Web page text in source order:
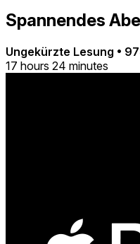
Spannendes
Ungekürzte Lesung •
17 hours 24 minutes